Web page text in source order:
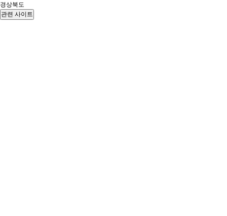
경상북도
관련 사이트